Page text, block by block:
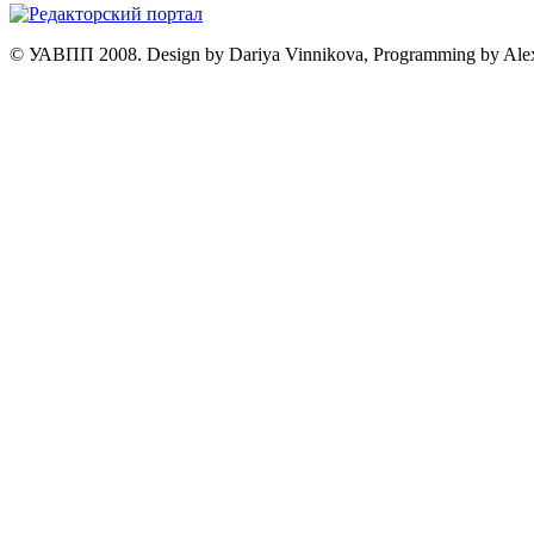
© УАВПП 2008. Design by Dariya Vinnikova, Programming by